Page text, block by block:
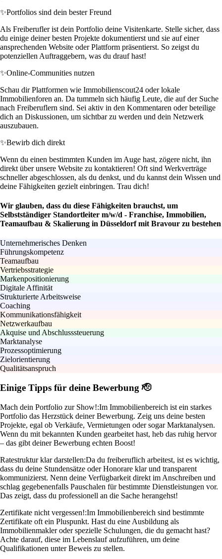
✨Portfolios sind dein bester Freund
Als Freiberufler ist dein Portfolio deine Visitenkarte. Stelle sicher, dass
du einige deiner besten Projekte dokumentierst und sie auf einer
ansprechenden Website oder Plattform präsentierst. So zeigst du
potenziellen Auftraggebern, was du drauf hast!
✨Online-Communities nutzen
Schau dir Plattformen wie Immobilienscout24 oder lokale
Immobilienforen an. Da tummeln sich häufig Leute, die auf der Suche
nach Freiberuflern sind. Sei aktiv in den Kommentaren oder beteilige
dich an Diskussionen, um sichtbar zu werden und dein Netzwerk
auszubauen.
✨Bewirb dich direkt
Wenn du einen bestimmten Kunden im Auge hast, zögere nicht, ihn
direkt über unsere Website zu kontaktieren! Oft sind Werkverträge
schneller abgeschlossen, als du denkst, und du kannst dein Wissen und
deine Fähigkeiten gezielt einbringen. Trau dich!
Wir glauben, dass du diese Fähigkeiten brauchst, um
Selbstständiger Standortleiter m/w/d - Franchise, Immobilien,
Teamaufbau & Skalierung in Düsseldorf mit Bravour zu bestehen
Unternehmerisches Denken
Führungskompetenz
Teamaufbau
Vertriebsstrategie
Markenpositionierung
Digitale Affinität
Strukturierte Arbeitsweise
Coaching
Kommunikationsfähigkeit
Netzwerkaufbau
Akquise und Abschlusssteuerung
Marktanalyse
Prozessoptimierung
Zielorientierung
Qualitätsanspruch
Einige Tipps für deine Bewerbung 🫡
Mach dein Portfolio zur Show!:Im Immobilienbereich ist ein starkes
Portfolio das Herzstück deiner Bewerbung. Zeig uns deine besten
Projekte, egal ob Verkäufe, Vermietungen oder sogar Marktanalysen.
Wenn du mit bekannten Kunden gearbeitet hast, heb das ruhig hervor
– das gibt deiner Bewerbung echten Boost!
Ratestruktur klar darstellen:Da du freiberuflich arbeitest, ist es wichtig,
dass du deine Stundensätze oder Honorare klar und transparent
kommunizierst. Nenn deine Verfügbarkeit direkt im Anschreiben und
schlag gegebenenfalls Pauschalen für bestimmte Dienstleistungen vor.
Das zeigt, dass du professionell an die Sache herangehst!
Zertifikate nicht vergessen!:Im Immobilienbereich sind bestimmte
Zertifikate oft ein Pluspunkt. Hast du eine Ausbildung als
Immobilienmakler oder spezielle Schulungen, die du gemacht hast?
Achte darauf, diese im Lebenslauf aufzuführen, um deine
Qualifikationen unter Beweis zu stellen.